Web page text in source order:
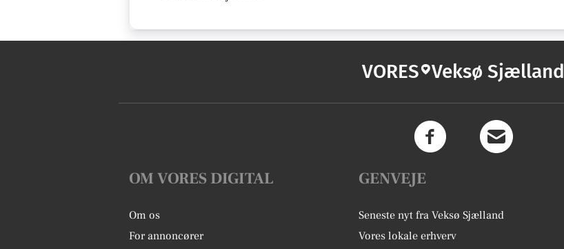
VORES Veksø Sjælland
OM VORES DIGITAL
Om os
For annoncører
GENVEJE
Seneste nyt fra Veksø Sjælland
Vores lokale erhverv